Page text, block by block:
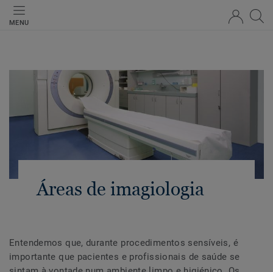
MENU
Áreas de imagiologia
Entendemos que, durante procedimentos sensíveis, é
importante que pacientes e profissionais de saúde se